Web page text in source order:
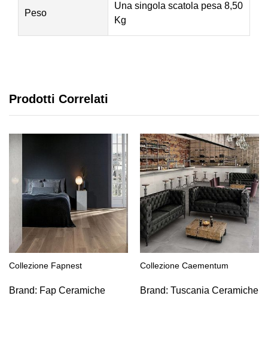
Peso
Una singola scatola pesa 8,50
Kg
Prodotti Correlati
Collezione Fapnest
Brand: Fap Ceramiche
Collezione Caementum
Brand: Tuscania Ceramiche